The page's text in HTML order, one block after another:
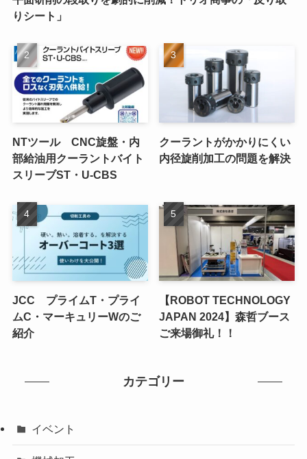
りシート」
NTツール CNC旋盤・内
部給油用クーラントバイト
スリーブST・U-CBS
クーラントがかかりにくい
内径旋削加工の問題を解決
JCC プライムT・プライ
ムC・マーキュリーWのご
紹介
【ROBOT TECHNOLOGY
JAPAN 2024】森哲ブース
ご来場御礼！！
カテゴリー
イベント